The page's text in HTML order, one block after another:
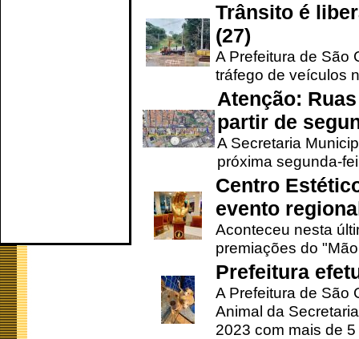
Trânsito é
(27)
A Prefeitura de São
tráfego de veículos
Atenção:
partir de
A Secretaria
próxima segunda-
Centro
evento
Aconteceu nesta
premiações do
Prefeitura
A Prefeitura de São
Animal da
2023 com mais de 5